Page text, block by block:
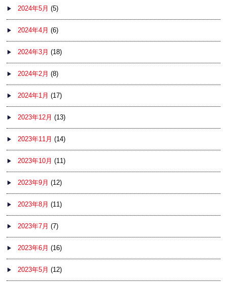
2024年5月 (5)
2024年4月 (6)
2024年3月 (18)
2024年2月 (8)
2024年1月 (17)
2023年12月 (13)
2023年11月 (14)
2023年10月 (11)
2023年9月 (12)
2023年8月 (11)
2023年7月 (7)
2023年6月 (16)
2023年5月 (12)